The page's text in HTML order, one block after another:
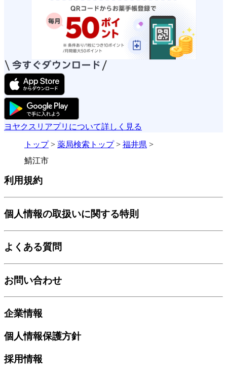
ヨヤクスリアプリについて詳しく見る
トップ> 薬局検索トップ> 福井県 >
鯖江市
利用規約
個人情報の取扱いに関する特則
よくある質問
お問い合わせ
企業情報
個人情報保護方針
採用情報